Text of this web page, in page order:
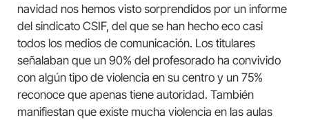
navidad nos hemos visto sorprendidos por un informe
del sindicato CSIF, del que se han hecho eco casi
todos los medios de comunicación. Los titulares
señalaban que un 90% del profesorado ha convivido
con algún tipo de violencia en su centro y un 75%
reconoce que apenas tiene autoridad. También
manifiestan que existe mucha violencia en las aulas